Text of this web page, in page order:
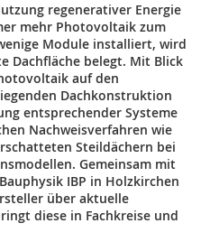
regenerativer Energie
mehr Photovoltaik zum
Module installiert, wird
Dachfläche belegt. Mit Blick
auf den
Dachkonstruktion
entsprechender Systeme
Nachweisverfahren wie
Steildächern bei
Gemeinsam mit
IBP in Holzkirchen
über aktuelle
diese in Fachkreise und